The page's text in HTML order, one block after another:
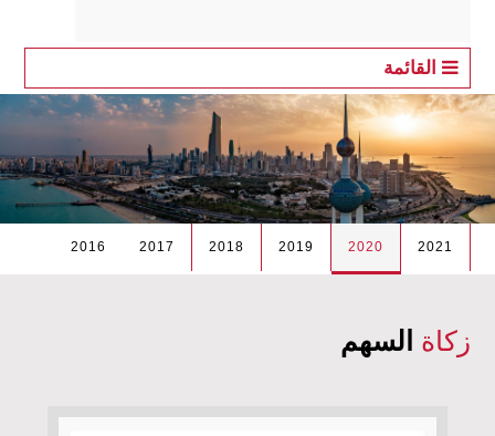
القائمة
2021
2020
2019
2018
2017
2016
زكاة السهم